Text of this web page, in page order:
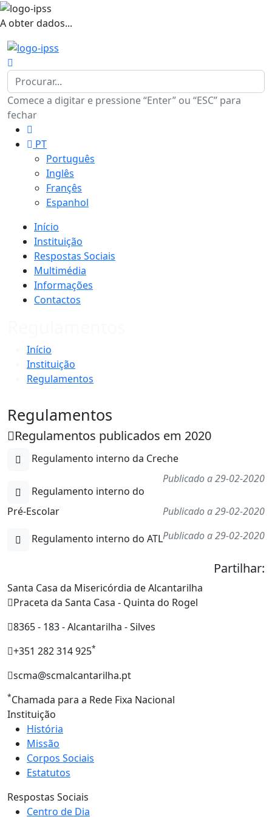
A obter dados...
Comece a digitar e pressione “Enter” ou “ESC” para
fechar
PT
Português
Inglês
Françês
Espanhol
Início
Instituição
Respostas Sociais
Multimédia
Informações
Contactos
Início
Instituição
Regulamentos
Regulamentos
Regulamentos publicados em 2020
Regulamento interno da Creche
Publicado a 29-02-2020
Regulamento interno do
Pré-Escolar
Publicado a 29-02-2020
Regulamento interno do ATLPublicado a 29-02-2020
Partilhar:
Santa Casa da Misericórdia de Alcantarilha
Praceta da Santa Casa - Quinta do Rogel
8365 - 183 - Alcantarilha - Silves
+351 282 314 925*
scma@scmalcantarilha.pt
*Chamada para a Rede Fixa Nacional
Instituição
História
Missão
Corpos Sociais
Estatutos
Respostas Sociais
Centro de Dia